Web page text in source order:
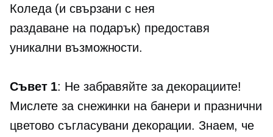
Коледа (и свързани с нея
раздаване на подарък) предоставя
уникални възможности.
Съвет 1: Не забравяйте за декорациите!
Мислете за снежинки на банери и празнични
цветово съгласувани декорации. Знаем, че